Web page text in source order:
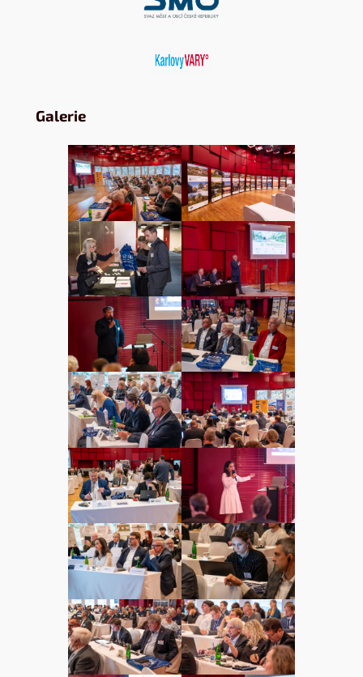
Galerie